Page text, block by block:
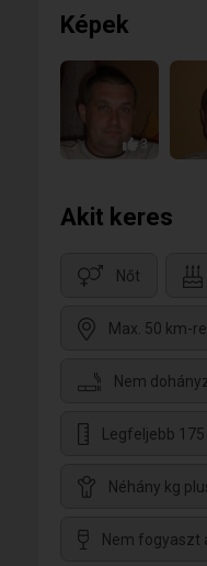
Képek
3
Akit keres
Nőt
Max. 50 km-
Nem
Legfeljebb
Néhány kg
Nem fogyaszt